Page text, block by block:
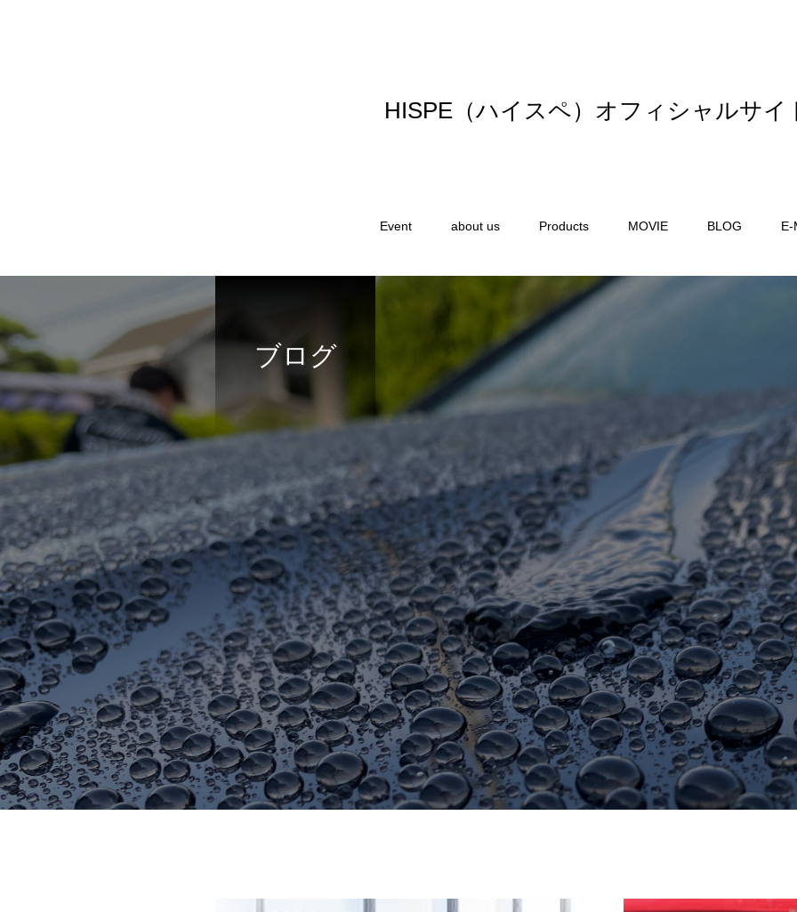
HISPE（ハイスペ）オフィシャルサイ
Event about us Products MOVIE BLOG E-
ブログ